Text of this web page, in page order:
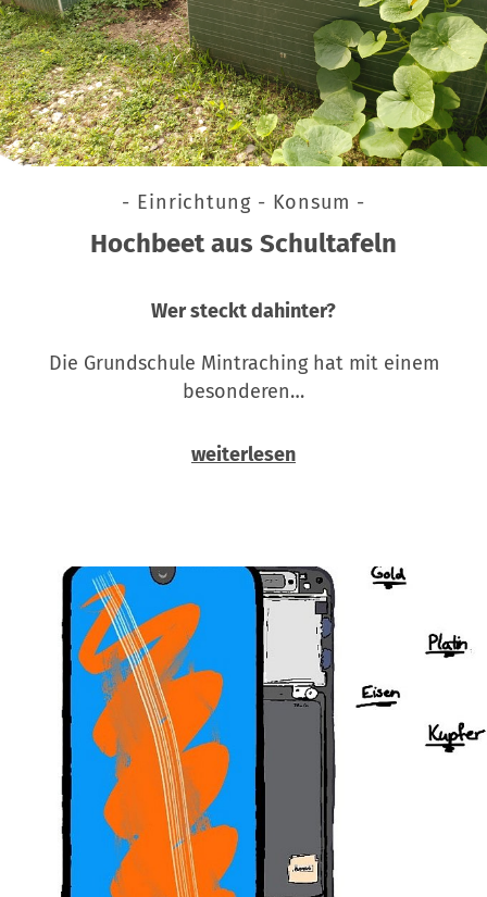
- Einrichtung - Konsum -
Hochbeet aus Schultafeln
Wer steckt dahinter?
Die Grundschule Mintraching hat mit einem
besonderen…
weiterlesen